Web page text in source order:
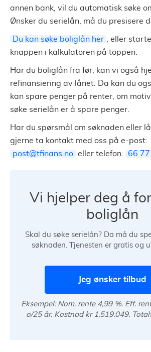
annen bank, vil du automatisk søke
Ønsker du serielån, må du presisere
Du kan søke boliglån her
, eller
knappen i kalkulatoren på toppen.
Har du boliglån fra før, kan vi også
refinansiering av lånet. Da kan du
kan spare penger på renter, om
søke serielån er å spare penger.
Har du spørsmål om søknaden eller
gjerne ta kontakt med oss på e-post:
post@tfinans.no eller telefon: 66 77
Vi hjelper deg å
boliglån
Skal du søke serielån? Da må du
søknaden. Tjenesten er gratis og
Jeg ønsker tilbud
Eksempel: Nom. rente 4,99 %. Eff.
o/25 år. Kostnad kr 1.519.049.